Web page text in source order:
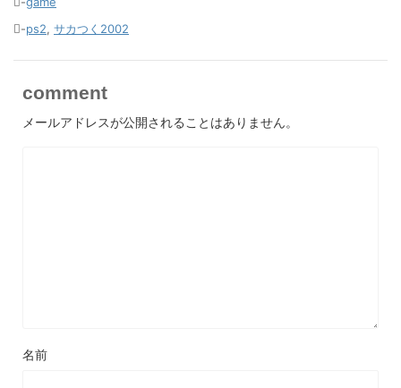
-ps2, サカつく2002
comment
メールアドレスが公開されることはありません。
名前